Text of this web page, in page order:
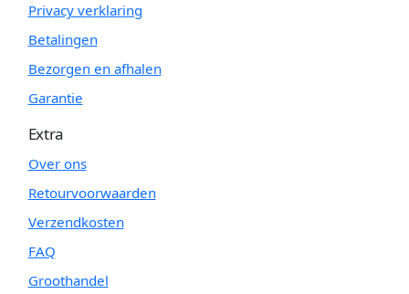
Privacy verklaring
Betalingen
Bezorgen en afhalen
Garantie
Extra
Over ons
Retourvoorwaarden
Verzendkosten
FAQ
Groothandel